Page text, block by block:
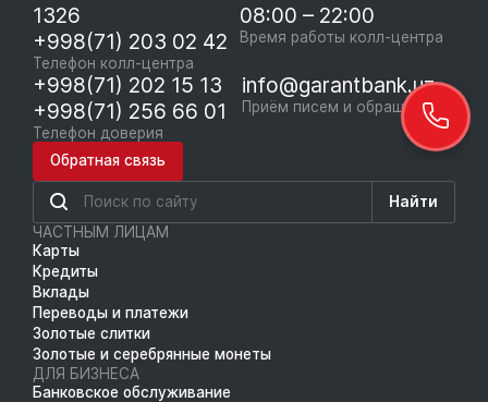
1326
+998(71) 203 02 42
Телефон колл-центра
08:00 – 22:00
Время работы колл-центра
+998(71) 202 15 13
+998(71) 256 66 01
Телефон доверия
info@garantbank.uz
Приём писем и обращений
Обратная связь
Найти
ЧАСТНЫМ ЛИЦАМ
Карты
Кредиты
Вклады
Переводы и платежи
Золотые слитки
Золотые и серебрянные монеты
ДЛЯ БИЗНЕСА
Банковское обслуживание